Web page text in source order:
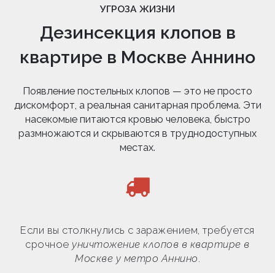
УГРОЗА ЖИЗНИ
Дезинсекция клопов в
квартире в Москве Аннино
Появление постельных клопов — это не просто
дискомфорт, а реальная санитарная проблема. Эти
насекомые питаются кровью человека, быстро
размножаются и скрываются в труднодоступных
местах.
Если вы столкнулись с заражением, требуется
срочное уничтожение клопов в квартире в
Москве у метро Аннино.